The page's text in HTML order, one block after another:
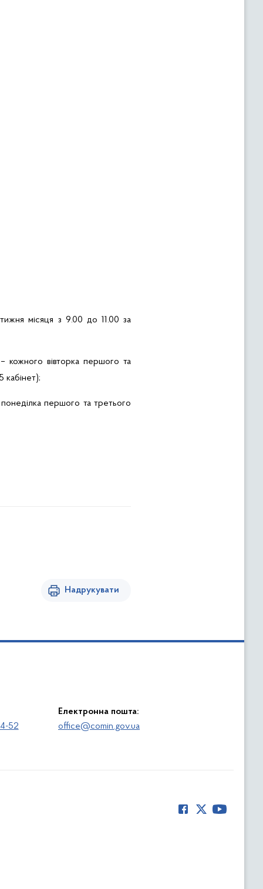
місяця з 9.00 до 11.00 за
кожного вівторка першого та
кабінет);
першого та третього
Надрукувати
52
Електронна пошта:
office@comin.gov.ua